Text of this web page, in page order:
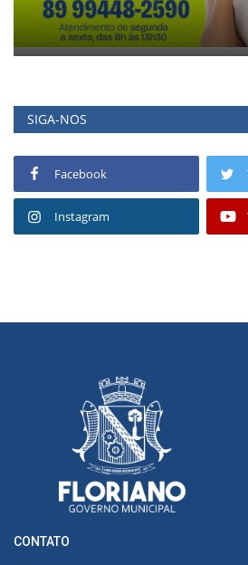
SIGA-NOS
Facebook
Instagram
CONTATO